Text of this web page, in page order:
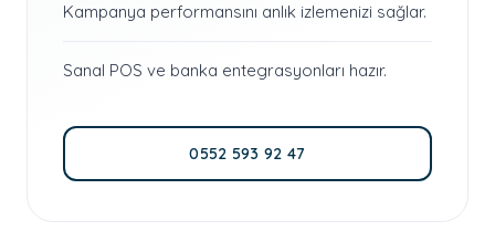
Kampanya performansını anlık izlemenizi sağlar.
Sanal POS ve banka entegrasyonları hazır.
0552 593 92 47